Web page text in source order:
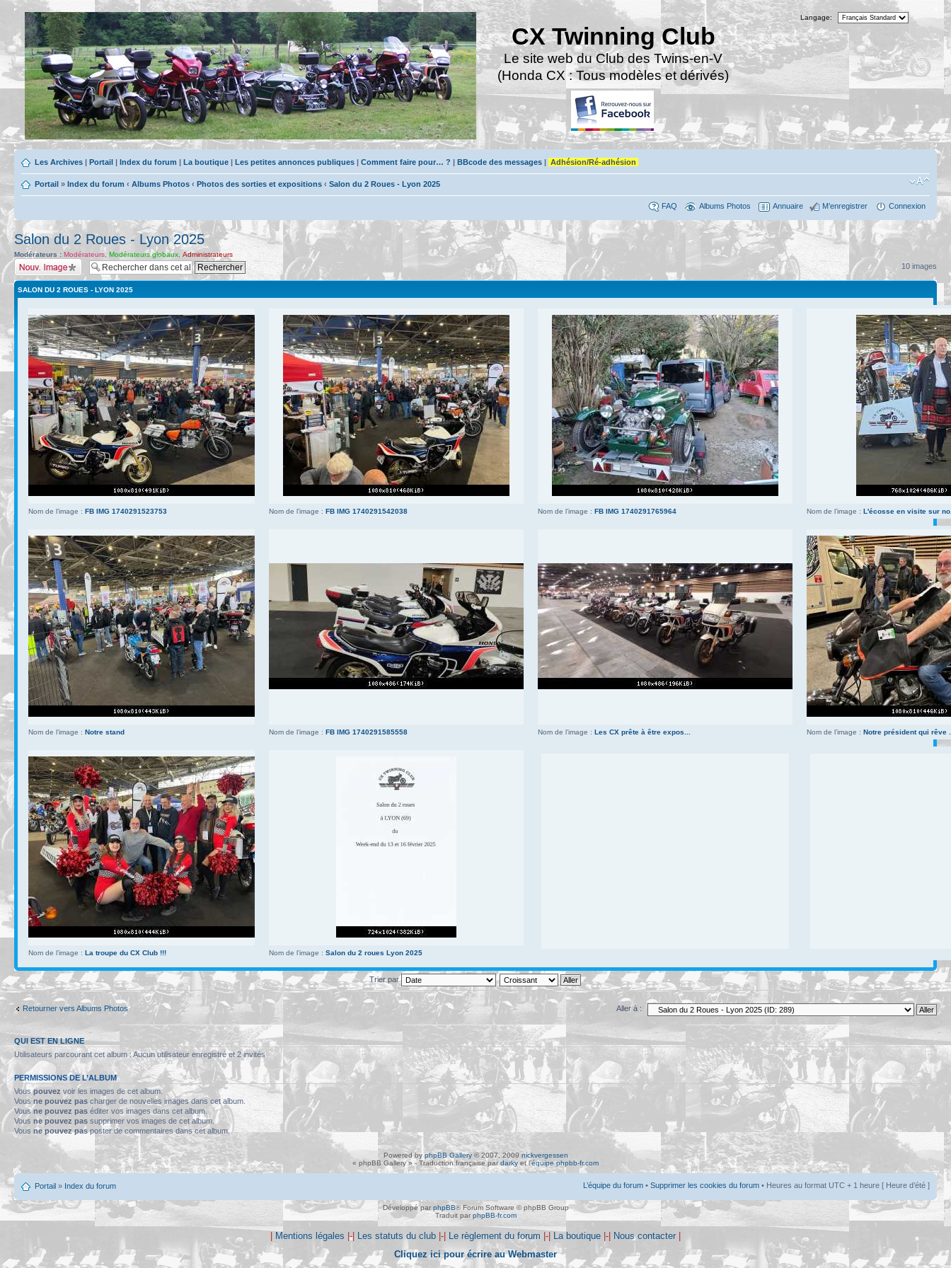
CX Twinning Club
Le site web du Club des Twins-en-V
(Honda CX : Tous modèles et dérivés)
Langage:
Les Archives | Portail | Index du forum | La boutique | Les petites annonces publiques | Comment faire pour… ? | BBcode des messages | Adhésion/Ré-adhésion
Portail » Index du forum ‹ Albums Photos ‹ Photos des sorties et expositions ‹ Salon du 2 Roues - Lyon 2025
FAQ Albums Photos Annuaire M’enregistrer Connexion
Salon du 2 Roues - Lyon 2025
Modérateurs : Modérateurs Modérateurs globaux Administrateurs
Charger une image 10 images
SALON DU 2 ROUES - LYON 2025
Nom de l’image : FB IMG 1740291523753 Nom de l’image : FB IMG 1740291542038 Nom de l’image : FB IMG 1740291765964 Nom de l’image : L'écosse en visite sur
Nom de l’image : Notre stand Nom de l’image : FB IMG 1740291585558 Nom de l’image : Les CX prête à être expos... Nom de l’image : Notre président qui rêve
Nom de l’image : La troupe du CX Club !!! Nom de l’image : Salon du 2 roues Lyon 2025
Trier par
Retourner vers Albums Photos Aller à :
QUI EST EN LIGNE
Utilisateurs parcourant cet album : Aucun utilisateur enregistré et 2 invités
PERMISSIONS DE L’ALBUM
Vouspouvez voir les images de cet album.
Vous ne pouvez pas charger de nouvelles images dans cet album.
Vousne pouvez pas éditer vos images dans cet album.
Vous ne pouvez pas supprimer vos images de cet album.
Vous ne pouvez pasposter de commentaires dans cet album.
Powered by phpBB Gallery© 2007, 2009 nickvergessen
« phpBB Gallery » - Traduction française pardarky et l’équipe phpbb-fr.com
Portail » Index du forum L’équipe du forum • Supprimer les cookies du forum • Heures au format UTC + 1 heure [ Heure d’été ]
Développé par phpBB® Forum Software © phpBB Group
Traduit parphpBB-fr.com
| Mentions légales |-| Les statuts du club |-| Le règlement du forum |-| La boutique |-| Nous contacter |
Cliquez ici pour écrire au Webmaster